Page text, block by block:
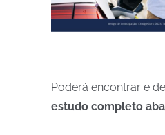
Poderá encontrar e
estudo completo